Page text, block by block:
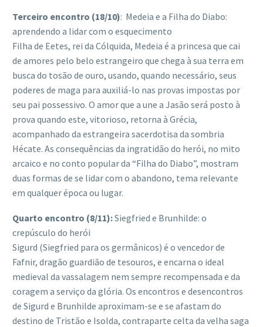
Terceiro encontro (18/10): Medeia e a Filha do Diabo:
aprendendo a lidar com o esquecimento
Filha de Eetes, rei da Cólquida, Medeia é a princesa que cai
de amores pelo belo estrangeiro que chega à sua terra em
busca do tosão de ouro, usando, quando necessário, seus
poderes de maga para auxiliá-lo nas provas impostas por
seu pai possessivo. O amor que a une a Jasão será posto à
prova quando este, vitorioso, retorna à Grécia,
acompanhado da estrangeira sacerdotisa da sombria
Hécate. As consequências da ingratidão do herói, no mito
arcaico e no conto popular da “Filha do Diabo”, mostram
duas formas de se lidar com o abandono, tema relevante
em qualquer época ou lugar.
Quarto encontro (8/11):Siegfried e Brunhilde: o
crepúsculo do herói
Sigurd (Siegfried para os germânicos) é o vencedor de
Fafnir, dragão guardião de tesouros, e encarna o ideal
medieval da vassalagem nem sempre recompensada e da
coragem a serviço da glória. Os encontros e desencontros
de Sigurd e Brunhilde aproximam-se e se afastam do
destino de Tristão e Isolda, contraparte celta da velha saga